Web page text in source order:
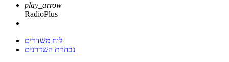
play_arrow
RadioPlus
לוח משדרים
נבחרת השדרנים